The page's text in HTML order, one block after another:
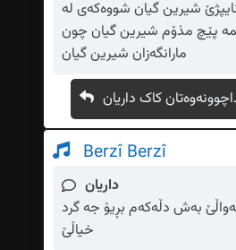
شیرین گیان شووەکەی لە
پێچ مذۆم شیرین گیان چون
مارانگەزان شیرین گیان
کاک داریان
Berzî Berzî
داریان
بەش دڵەکەم بڕیۆ جە گرد
خیاڵێ